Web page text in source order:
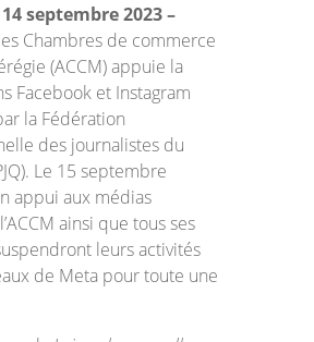
septembre 2023 –
Chambres de commerce
(ACCM) appuie la
Facebook et Instagram
la Fédération
des journalistes du
Le 15 septembre
appui aux médias
ainsi que tous ses
leurs activités
de Meta pour toute une